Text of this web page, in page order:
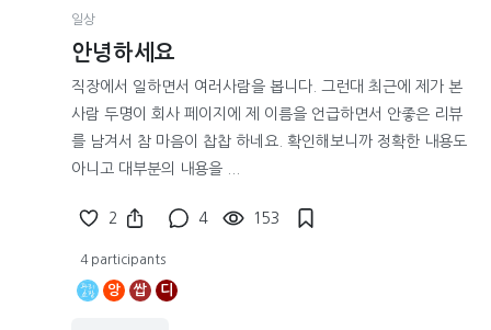
일상
안녕하세요
직장에서 일하면서 여러사람을 봅니다. 그런대 최근에 제가 본
사람 두명이 회사 페이지에 제 이름을 언급하면서 안좋은 리뷰
를 남겨서 참 마음이 찹찹 하네요. 확인해보니까 정확한 내용도
아니고 대부분의 내용을 ...
2 4 153
4 participants
앙 쌉 디